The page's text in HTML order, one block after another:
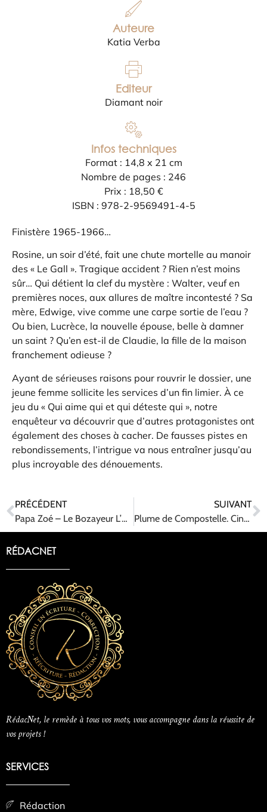
Auteure
Katia Verba
Editeur
Diamant noir
Infos techniques
Format : 14,8 x 21 cm
Nombre de pages : 246
Prix : 18,50 €
ISBN : 978-2-9569491-4-5
Finistère 1965-1966…
Rosine, un soir d’été, fait une chute mortelle au manoir
des « Le Gall ». Tragique accident ? Rien n’est moins
sûr… Qui détient la clef du mystère : Walter, veuf en
premières noces, aux allures de maître incontesté ? Sa
mère, Edwige, vive comme une carpe sortie de l’eau ?
Ou bien, Lucrèce, la nouvelle épouse, belle à damner
un saint ? Qu’en est-il de Claudie, la fille de la maison
franchement odieuse ?
Ayant de sérieuses raisons pour rouvrir le dossier, une
jeune femme sollicite les services d’un fin limier. À ce
jeu du « Qui aime qui et qui déteste qui », notre
enquêteur va découvrir que d’autres protagonistes ont
également des choses à cacher. De fausses pistes en
rebondissements, l’intrigue va nous entraîner jusqu’au
plus incroyable des dénouements.
PRÉCÉDENT
Papa Zoé – Le Bozayeur L’Occident à tout prix
SUIVANT
Plume de Compostelle. Cinq ans après
RÉDACNET
RédacNet, le remède à tous vos mots, vous accompagne dans la réussite de
vos projets !
SERVICES
Rédaction